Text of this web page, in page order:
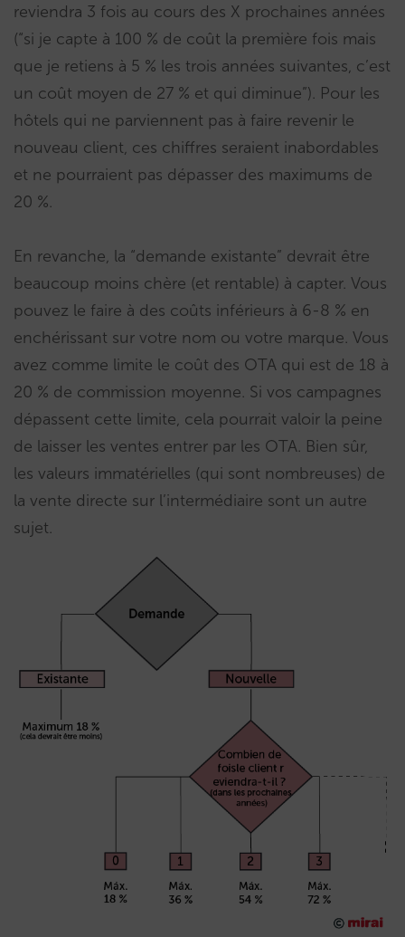
reviendra 3 fois au cours des X prochaines années
(“si je capte à 100 % de coût la première fois mais
que je retiens à 5 % les trois années suivantes, c’est
un coût moyen de 27 % et qui diminue”). Pour les
hôtels qui ne parviennent pas à faire revenir le
nouveau client, ces chiffres seraient inabordables
et ne pourraient pas dépasser des maximums de
20 %.
En revanche, la “demande existante” devrait être
beaucoup moins chère (et rentable) à capter. Vous
pouvez le faire à des coûts inférieurs à 6-8 % en
enchérissant sur votre nom ou votre marque. Vous
avez comme limite le coût des OTA qui est de 18 à
20 % de commission moyenne. Si vos campagnes
dépassent cette limite, cela pourrait valoir la peine
de laisser les ventes entrer par les OTA. Bien sûr,
les valeurs immatérielles (qui sont nombreuses) de
la vente directe sur l’intermédiaire sont un autre
sujet.